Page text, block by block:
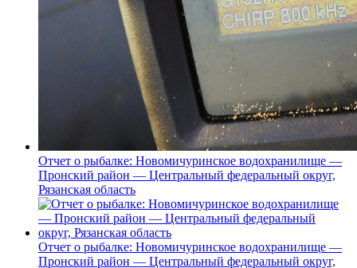
Отчет о рыбалке: Новомичуринское водохранилище —
Пронский район — Центральный федеральный округ,
Рязанская область
Отчет о рыбалке: Новомичуринское водохранилище —
Пронский район — Центральный федеральный округ,